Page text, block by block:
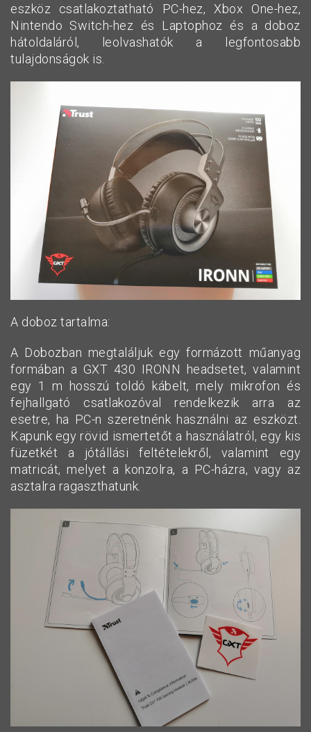
eszköz csatlakoztatható PC-hez, Xbox One-hez,
Nintendo Switch-hez és Laptophoz és a doboz
hátoldaláról, leolvashatók a legfontosabb
tulajdonságok is.
A doboz tartalma:
A Dobozban megtaláljuk egy formázott műanyag
formában a GXT 430 IRONN headsetet, valamint
egy 1 m hosszú toldó kábelt, mely mikrofon és
fejhallgató csatlakozóval rendelkezik arra az
esetre, ha PC-n szeretnénk használni az eszközt.
Kapunk egy rövid ismertetőt a használatról, egy kis
füzetkét a jótállási feltételekről, valamint egy
matricát, melyet a konzolra, a PC-házra, vagy az
asztalra ragaszthatunk.